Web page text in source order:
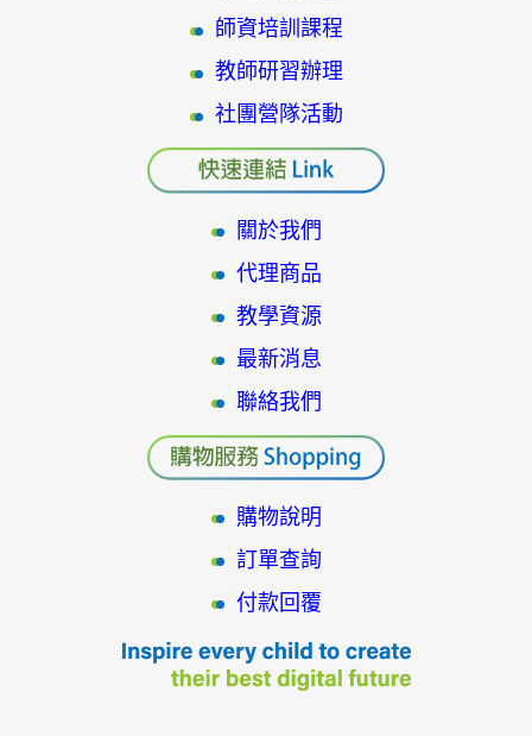
師資培訓課程
教師研習辦理
社團營隊活動
關於我們
代理商品
教學資源
最新消息
聯絡我們
購物說明
訂單查詢
付款回覆